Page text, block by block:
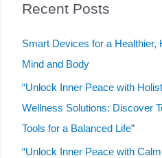
f
o
Recent Posts
Smart Devices for a Healthier,
Mind and Body
“Unlock Inner Peace with
Wellness Solutions: Discover
Tools for a Balanced Life”
“Unlock Inner Peace with